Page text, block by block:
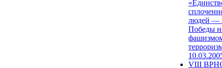
людей —
Победы
VIII